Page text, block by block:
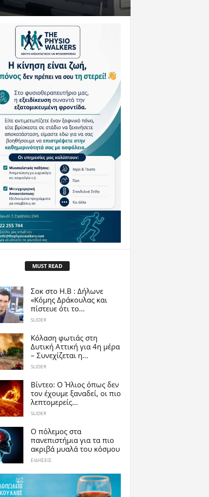
MUST READ
Σοκ στο Η.Β : Δήλωνε
«Κόμης Δράκουλας και
πίστευε ότι το...
SLIDER
Κόλαση φωτιάς στη
Δυτική Αττική για 4η μέρα
– Συνεχίζεται η...
SLIDER
Βίντεο: Ο Ήλιος όπως δεν
τον έχουμε ξαναδεί, οι πιο
λεπτομερείς...
SLIDER
Ο πόλεμος στα
πανεπιστήμια για τα πιο
ακριβά μυαλά του κόσμου
ΕΙΔΗΣΕΙΣ